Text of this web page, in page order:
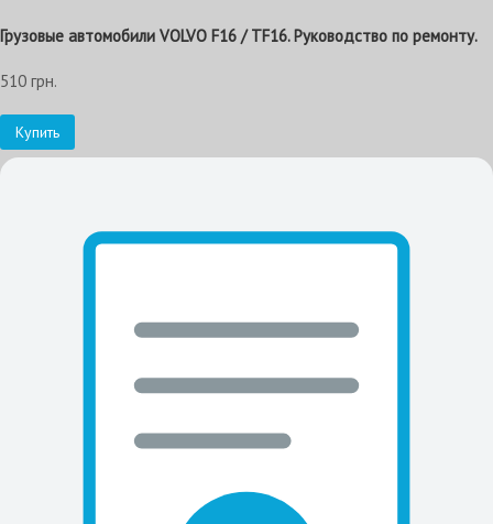
Грузовые автомобили VOLVO F16 / TF16. Руководство по ремонту.
510 грн.
Купить